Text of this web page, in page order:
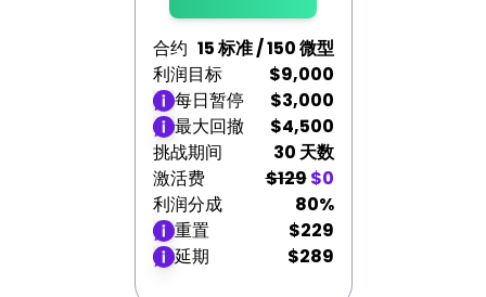
合约 15 标准 / 150 微型
利润目标
$9,000
每日暂停
$3,000
最大回撤
$4,500
挑战期间
30 天数
激活费
$129$0
利润分成
80%
重置
$229
延期
$289